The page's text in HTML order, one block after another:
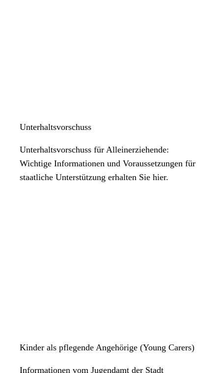
Unterhaltsvorschuss
Unterhaltsvorschuss für Alleinerziehende:
Wichtige Informationen und Voraussetzungen für
staatliche Unterstützung erhalten Sie hier.
Kinder als pflegende Angehörige (Young Carers)
Informationen vom Jugendamt der Stadt